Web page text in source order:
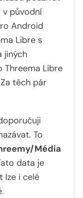
v původní
Android
Libre s
jiných
Threema Libre
těch pár
To
Média
data je
lze i celé